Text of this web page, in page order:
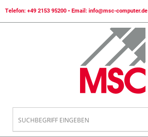
Telefon: +49 2153 95200 • Email: info@msc-computer.de